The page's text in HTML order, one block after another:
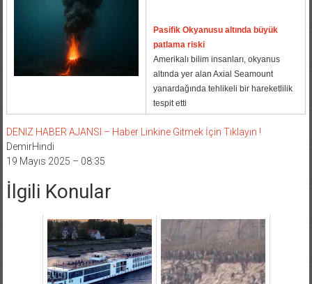
Pasifik Okyanusu altında büyük
patlama riski
Amerikalı bilim insanları, okyanus
altında yer alan Axial Seamount
yanardağında tehlikeli bir hareketlilik
tespit etti
DENIZ HABER AJANSI – Haber Linkine Gitmek İçin Tıklayın !
DemirHindi
19 Mayıs 2025 – 08:35
İlgili Konular